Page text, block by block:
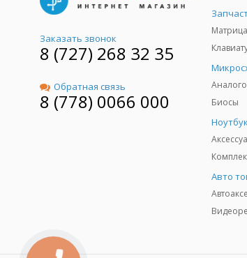
Заказать звонок
8 (727) 268 32 35
Обратная связь
8 (778) 0066 000
Биосы
Авто